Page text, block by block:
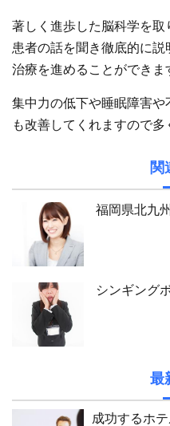
著しく進歩した脳科学を取
患者の話を聞き徹底的に
治療を進めることができま
集中力の低下や睡眠障害
も改善してくれますので多
関
福岡県北九
シンギング
最
成功するホ